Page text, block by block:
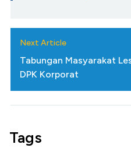
Next Article
Tabungan Masyarakat
DPK Korporat
Tags